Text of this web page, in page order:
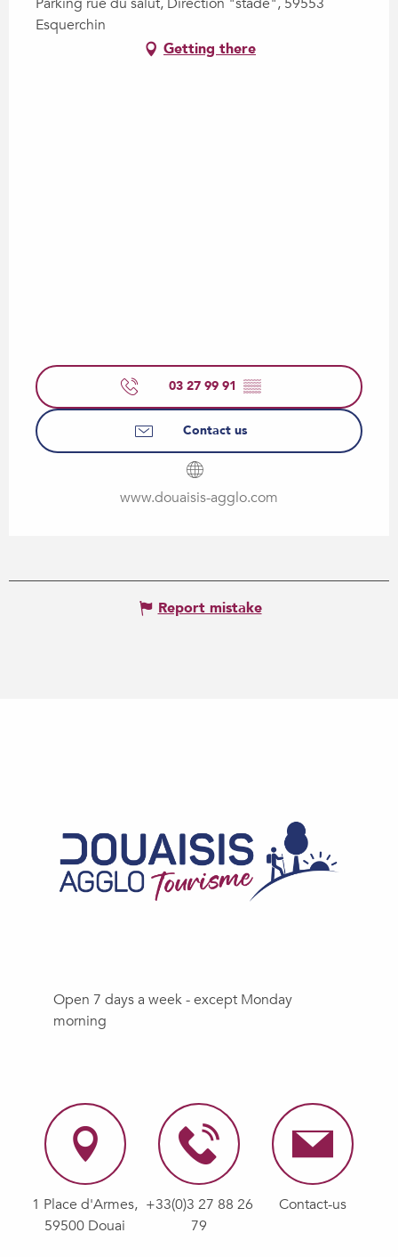
Esquerchin
Getting there
03 27 99 91 ▒▒
Contact us
www.douaisis-agglo.com
Report mistake
Open 7 days a week - except Monday
morning
1 Place d'Armes,
59500 Douai
+33(0)3 27 88 26
79
Contact-us